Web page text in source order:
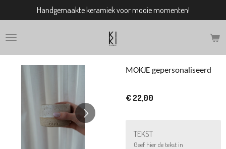
direct
naar
Handgemaakte keramiek voor mooie momenten!
MOKJE gepersonaliseerd
€ 22,00
TEKST
Geef hier de tekst in